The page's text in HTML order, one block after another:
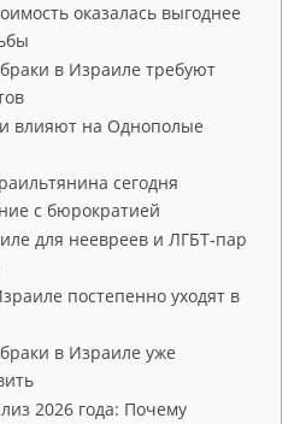
оказалась выгоднее
в Израиле требуют
влияют на Однополые
сегодня
с бюрократией
для неевреев и ЛГБТ‑пар
постепенно уходят в
в Израиле уже
2026 года: Почему